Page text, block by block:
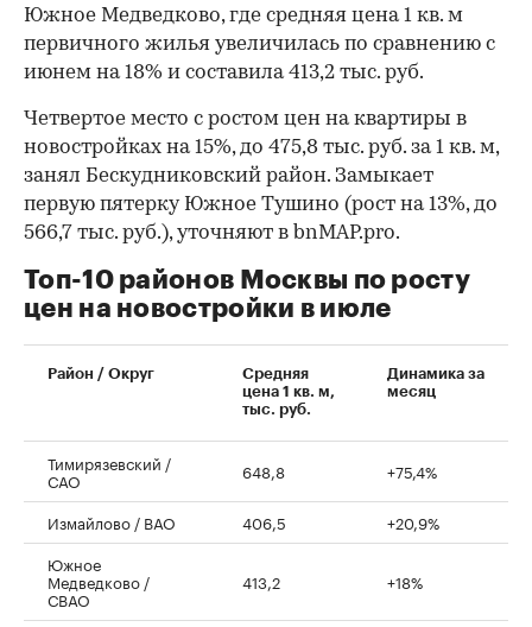
Южное Медведково, где средняя цена 1 кв. м
первичного жилья увеличилась по сравнению с
июнем на 18% и составила 413,2 тыс. руб.
00:00 / 00:00
Четвертое место с ростом цен на квартиры в
новостройках на 15%, до 475,8 тыс. руб. за 1 кв. м,
занял Бескудниковский район. Замыкает
первую пятерку Южное Тушино (рост на 13%, до
566,7 тыс. руб.), уточняют в bnMAP.pro.
Топ-10 районов Москвы по росту
цен на новостройки в июле
Район / Округ
Средняя
цена 1 кв. м,
тыс. руб.
Динамика за
месяц
Тимирязевский /
САО 648,8 +75,4%
Измайлово / ВАО 406,5
+20,9%
Южное
Медведково /
СВАО
413,2 +18%